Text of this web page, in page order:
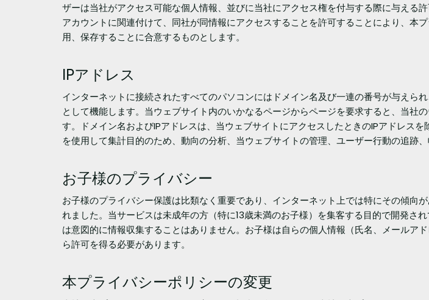
ザーは当社がアクセス可能な個人情報、並びに当社にアクセス権を付与する際に与え
アカウントに関連付けて、同社が同情報にアクセスすることを許可することにより、
用、保存することに合意するものとします。
IPアドレス
インターネットに接続されたすべてのパソコンにはドメイン名及び一連の番号が与えら
として機能します。当ウェブサイト内のいかなるページからページを要求すると、当社
す。ドメイン名およびIPアドレスは、当ウェブサイトにアクセスしたときのIPアドレス
を使用して集計目的のため、動向の分析、当ウェブサイトの管理、ユーザー行動の追跡
お子様のプライバシー
お子様のプライバシー保護は比類なく重要であり、インターネット上では特にその傾向
れました。当サービスは未成年の方（特に13歳未満のお子様）を集客する目的で開発
は意図的に情報収集することはありません。お子様は自らの個人情報（氏名、メール
ら許可を得る必要があります。
本プライバシーポリシーの変更